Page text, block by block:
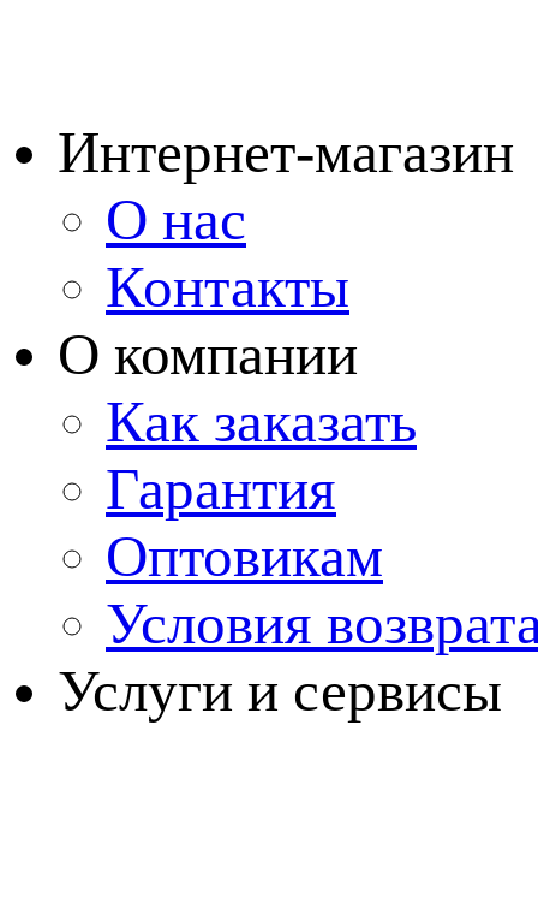
Интернет-магазин
О нас
Контакты
О компании
Как заказать
Гарантия
Оптовикам
Условия
Услуги и сервисы